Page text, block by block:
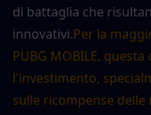
di battaglia che
innovativi.Per la
PUBG MOBILE,
l'investimento,
sulle ricompense